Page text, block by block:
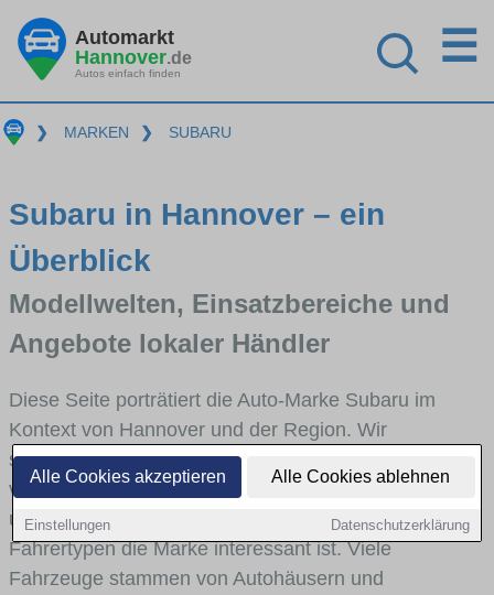
Alle Cookies akzeptieren Alle Cookies ablehnen
Einstellungen Datenschutzerklärung
Automarkt
Hannover.de
Autos einfach finden
☰
❯ MARKEN ❯ SUBARU
Subaru in Hannover – ein
Überblick
Modellwelten, Einsatzbereiche und
Angebote lokaler Händler
Diese Seite porträtiert die Auto-Marke Subaru im
Kontext von Hannover und der Region. Wir
skizzieren, in welchen Fahrzeugklassen Subaru stark
vertreten ist, welche Modellreihen häufig im Stadt-
und Umlandverkehr zu sehen sind und für welche
Fahrertypen die Marke interessant ist. Viele
Fahrzeuge stammen von Autohäusern und